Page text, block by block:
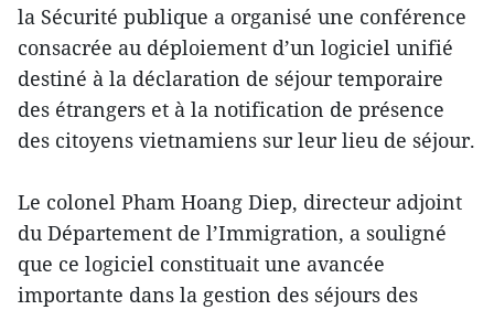
la Sécurité publique a organisé une conférence
consacrée au déploiement d’un logiciel unifié
destiné à la déclaration de séjour temporaire
des étrangers et à la notification de présence
des citoyens vietnamiens sur leur lieu de séjour.
Le colonel Pham Hoang Diep, directeur adjoint
du Département de l’Immigration, a souligné
que ce logiciel constituait une avancée
importante dans la gestion des séjours des